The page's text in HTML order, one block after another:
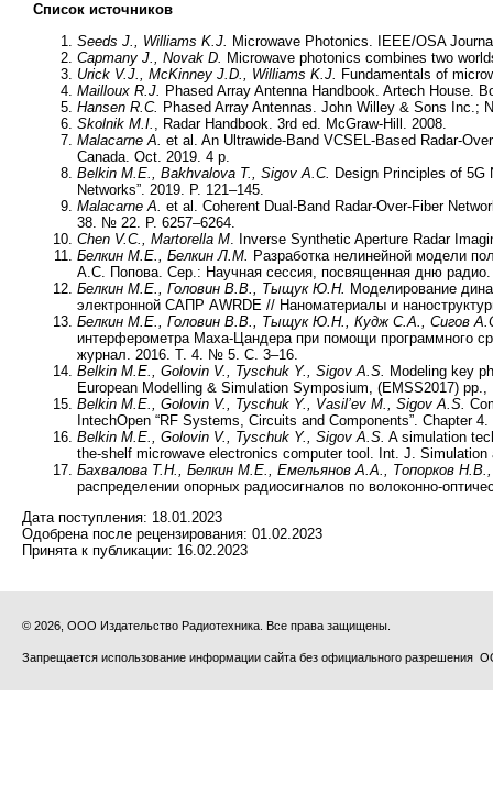
Список источников
Seeds J., Williams K.J. Microwave Photonics. IEEE/OSA
Capmany J., Novak D. Microwave photonics combines two
Urick V.J., McKinney J.D., Williams K.J. Fundamentals of
Mailloux R.J. Phased Array Antenna Handbook. Artech House.
Hansen R.C. Phased Array Antennas. John Willey & Sons Inc.;
Skolnik M.I.
, Radar Handbook. 3rd ed. McGraw-Hill. 2008.
Malacarne A et al. An Ultrawide-Band VCSEL-Based Radar-
Canada. Oct. 2019. 4 p.
Belkin M.E., Bakhvalova T., Sigov A.C. Design Principles of 5G
Networks”. 2019. P. 121–145.
Malacarne A. et al. Coherent Dual-Band Radar-Over-Fiber
38. № 22. P. 6257–6264.
Chen V.C., Martorella M . Inverse Synthetic Aperture Radar
Белкин М.Е., Белкин Л.М. Разработка нелинейной модели
А.С. Попова. Сер.: Научная сессия, посвященная дню
Белкин М.Е., Головин В.В., Тыщук Ю.Н. Моделирование
электронной САПР AWRDE // Наноматериалы и
Белкин М.Е., Головин В.В., Тыщук Ю.Н., Кудж С.А., Сигов
интерферометра Маха-Цандера при помощи программного
журнал. 2016. Т. 4. № 5. С. 3–16.
Belkin M.E., Golovin V., Tyschuk Y., Sigov A.S. Modeling key
European Modelling & Simulation Symposium, (EMSS2017)
Belkin M.E., Golovin V., Tyschuk Y., Vasil’ev M., Sigov A.S.
IntechOpen “RF Systems, Circuits and Components”. Chapter
Belkin M.E., Golovin V., Tyschuk Y., Sigov A.S. A simulation
the-shelf microwave electronics computer tool. Int. J.
Бахвалова Т.Н., Белкин М.Е., Емельянов А.А., Топорков
распределении опорных радиосигналов по волоконно-
Дата поступления: 18.01.2023
Одобрена после рецензирования: 01.02.2023
Принята к публикации: 16.02.2023
© 2026, ООО Издательство Радиотехника. Все права защищены.
Запрещается использование информации сайта без официального разрешения